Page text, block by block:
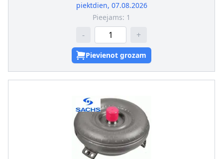
piektdien, 07.08.2026
Pieejams: 1
- +
Pievienot grozam